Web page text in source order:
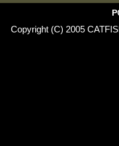
Copyright (C) 2005